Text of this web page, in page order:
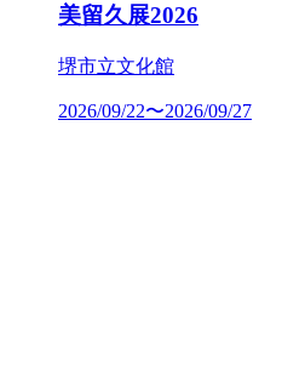
美留久展2026
堺市立文化館
2026/09/22〜2026/09/27